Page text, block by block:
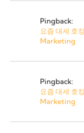
Pingback:
요즘 대세 호
Marketing
Pingback:
요즘 대세 호
Marketing